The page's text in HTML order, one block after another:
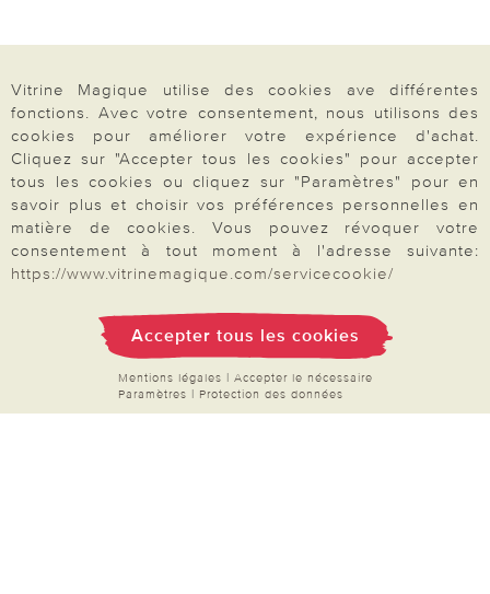
outils pour le micro-ondes et bien d’autres
proposons une sélection d’accessoires pour le
bien-être quotidien: soins pour les mains et les
pieds, articles de bain, objets relaxants et petits
équipements pour se sentir bien au quotidien.
Notre sélection de mode pour femmes séduit par
sa praticité et son style confortable, idéal pour
toutes les saisons. Commandez facilement et en
toute sécurité par carte bancaire, PayPal ou par
chèque. Naviguez dans nos catégories
thématiques, enrichies régulièrement de
nouveautés à découvrir.Produits à découvrir en
Votre commande
Mon compte
Vitrine Magique utilise des cookies ave différentes
fonctions. Avec votre consentement, nous utilisons des
cookies pour améliorer votre expérience d'achat.
Cliquez sur "Accepter tous les cookies" pour accepter
tous les cookies ou cliquez sur "Paramètres" pour en
savoir plus et choisir vos préférences personnelles en
matière de cookies. Vous pouvez révoquer votre
consentement à tout moment à l'adresse suivante:
https://www.vitrinemagique.com/servicecookie/
Accepter tous les cookies
Mentions légales | Accepter le nécessaire
Paramètres | Protection des données